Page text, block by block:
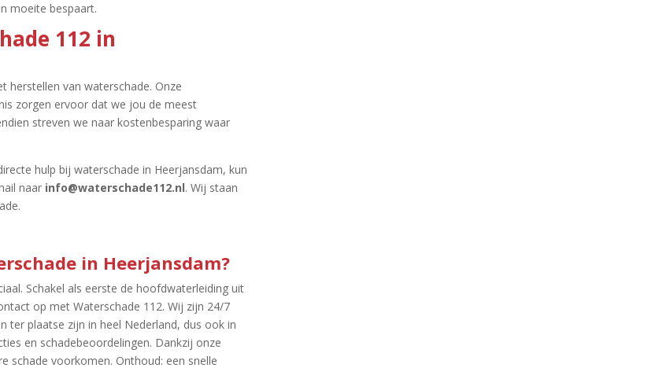
moeite bespaart.​
112 in
herstellen van waterschade.​ Onze
zorgen ervoor dat we jou de meest
streven we naar kostenbesparing waar
hulp bij waterschade in Heerjansdam, kun
naar info@waterschade112.​nl.​ Wij staan
in Heerjansdam?
Schakel als eerste de hoofdwaterleiding uit
op met Waterschade 112.​ Wij zijn 24/7
ter plaatse zijn in heel Nederland, dus ook in
en schadebeoordelingen.​ Dankzij onze
schade voorkomen.​ Onthoud: een snelle